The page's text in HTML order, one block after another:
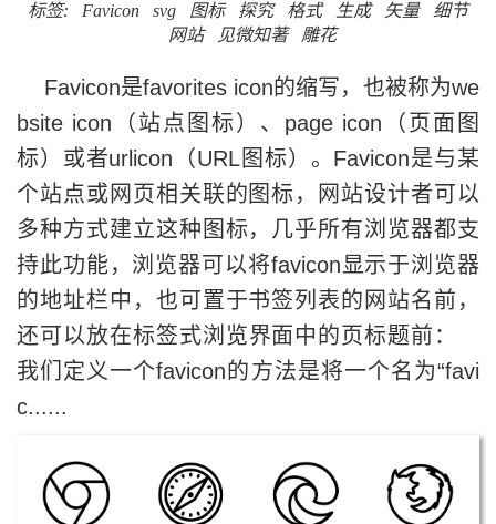
标签: Favicon svg 图标 探究 格式 生成 矢量
细节
网站
见微知著 雕花
Favicon是favorites icon的缩写，也被称为we
bsite icon（站点图标）、page icon（页面图
标）或者urlicon（URL图标）。Favicon是与某
个站点或网页相关联的图标，网站设计者可以
多种方式建立这种图标，几乎所有浏览器都支
持此功能，浏览器可以将favicon显示于浏览器
的地址栏中，也可置于书签列表的网站名前，
还可以放在标签式浏览界面中的页标题前：
我们定义一个favicon的方法是将一个名为“favi
c......